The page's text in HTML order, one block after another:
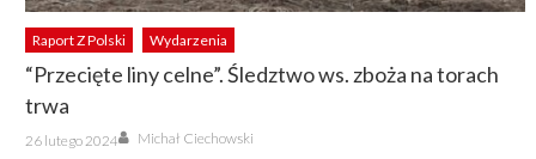
Raport Z Polski Wydarzenia
“Przecięte liny celne”. Śledztwo ws. zboża na torach
trwa
Posted
on
26 lutego 2024 Author
Michał Ciechowski